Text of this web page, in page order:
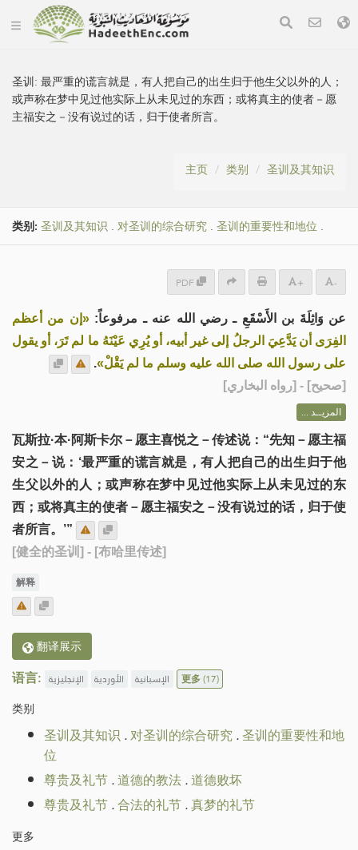
圣训:最严重的谎言就是，有人把自己的出生归于他生父以外的人；
或声称在梦中见过他实际上从未见过的东西；或将真主的使者－愿
主福安之－没有说过的话，归于使者所言。
主页 类别 圣训及其知识
类别: 圣训及其知识 . 对圣训的综合研究 . 圣训的重要性和地位 .
PDF + -
عن وَاثِلَةَ بن الأَسْقَعِ ـ رضي الله عنه ـ مرفوعاً:«إن من أعظم
الفِرَى أن يَدَّعِيَ الرجلُ إلى غير أبيه، أو يُرِي عَيْنَهُ ما لم تَرَ، أو يقول
على رسول الله صلى الله عليه وسلم ما لم يَقْلْ».
[صحيح] - [رواه البخاري]
المزيــد ...
瓦斯拉·本·阿斯卡尔－愿主喜悦之－传述说：“先知－愿主福
安之－说：‘最严重的谎言就是，有人把自己的出生归于他
生父以外的人；或声称在梦中见过他实际上从未见过的东
西；或将真主的使者－愿主福安之－没有说过的话，归于使
者所言。’”
[健全的圣训] - [布哈里传述]
解释
翻译展示
语言: الإنجليزية الأوردية الإسبانية 更多(17)
类别
圣训及其知识.对圣训的综合研究.圣训的重要性和地
位
尊贵及礼节.道德的教法.道德败坏
尊贵及礼节.合法的礼节.真梦的礼节
更多